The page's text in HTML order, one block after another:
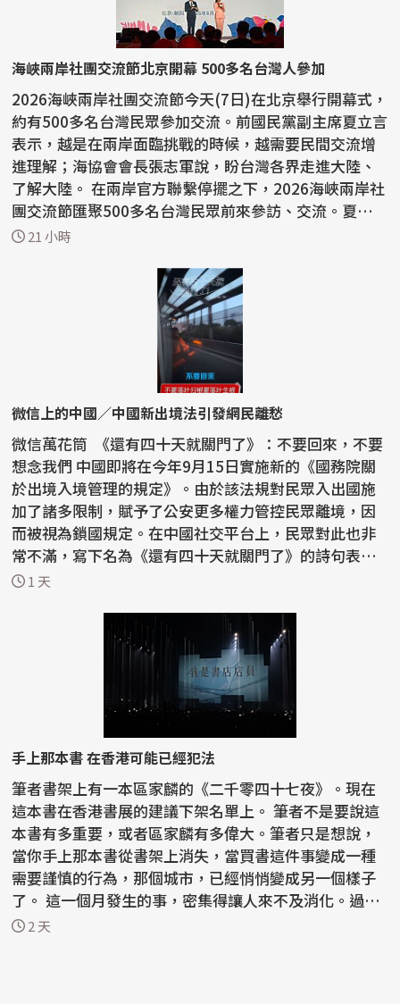
海峽兩岸社團交流節北京開幕 500多名台灣人參加
2026海峽兩岸社團交流節今天(7日)在北京舉行開幕式，
約有500多名台灣民眾參加交流。前國民黨副主席夏立言
表示，越是在兩岸面臨挑戰的時候，越需要民間交流增
進理解；海協會會長張志軍說，盼台灣各界走進大陸、
了解大陸。 在兩岸官方聯繫停擺之下，2026海峽兩岸社
團交流節匯聚500多名台灣民眾前來參訪、交流。夏立言
在...21 小時
微信上的中國／中國新出境法引發網民離愁
微信萬花筒 《還有四十天就關門了》：不要回來，不要
想念我們 中國即將在今年9月15日實施新的《國務院關
於出境入境管理的規定》。由於該法規對民眾入出國施
加了諸多限制，賦予了公安更多權力管控民眾離境，因
而被視為鎖國規定。在中國社交平台上，民眾對此也非
常不滿，寫下名為《還有四十天就關門了》的詩句表達
憤怒...
1 天
手上那本書 在香港可能已經犯法
筆者書架上有一本區家麟的《二千零四十七夜》。現在
這本書在香港書展的建議下架名單上。 筆者不是要說這
本書有多重要，或者區家麟有多偉大。筆者只是想說，
當你手上那本書從書架上消失，當買書這件事變成一種
需要謹慎的行為，那個城市，已經悄悄變成另一個樣子
了。 這一個月發生的事，密集得讓人來不及消化。過去
半...2 天